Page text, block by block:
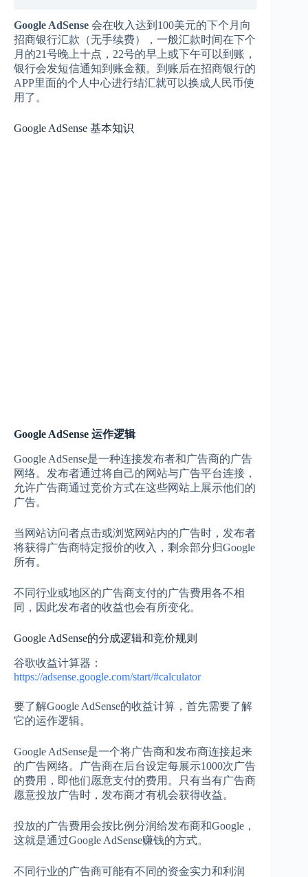
Google AdSense 会在收入达到100美元的下个月向
招商银行汇款（无手续费），一般汇款时间在下个
月的21号晚上十点，22号的早上或下午可以到账，
银行会发短信通知到账金额。到账后在招商银行的
APP里面的个人中心进行结汇就可以换成人民币使
用了。
Google AdSense 基本知识
Google AdSense 运作逻辑
Google AdSense是一种连接发布者和广告商的广告
网络。发布者通过将自己的网站与广告平台连接，
允许广告商通过竞价方式在这些网站上展示他们的
广告。
当网站访问者点击或浏览网站内的广告时，发布者
将获得广告商特定报价的收入，剩余部分归Google
所有。
不同行业或地区的广告商支付的广告费用各不相
同，因此发布者的收益也会有所变化。
Google AdSense的分成逻辑和竞价规则
谷歌收益计算器：
https://adsense.google.com/start/#calculator
要了解Google AdSense的收益计算，首先需要了解
它的运作逻辑。
Google AdSense是一个将广告商和发布商连接起来
的广告网络。广告商在后台设定每展示1000次广告
的费用，即他们愿意支付的费用。只有当有广告商
愿意投放广告时，发布商才有机会获得收益。
投放的广告费用会按比例分润给发布商和Google，
这就是通过Google AdSense赚钱的方式。
不同行业的广告商可能有不同的资金实力和利润